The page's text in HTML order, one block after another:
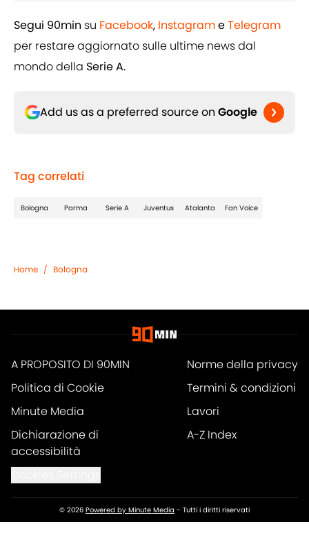
Segui 90min su Facebook, InstagrameTelegram
per restare aggiornato sulle ultime news dal
mondo della Serie A.
Add us as a preferred source on Google
Tag correlati
Bologna Parma Serie A Juventus Atalanta Fan Voice
Home / Bologna
A PROPOSITO DI 90MIN
Norme della privacy
Politica di Cookie
Termini & condizioni
Minute Media
Lavori
Dichiarazione di
accessibilità
A-Z Index
© 2026 Powered by Minute Media - Tutti i diritti riservati